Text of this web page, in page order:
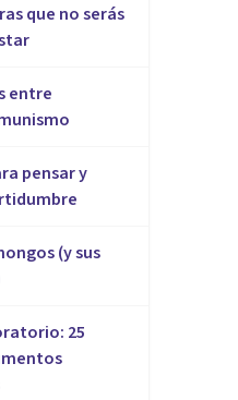
que no serás
entre
pensar y
(y sus
25